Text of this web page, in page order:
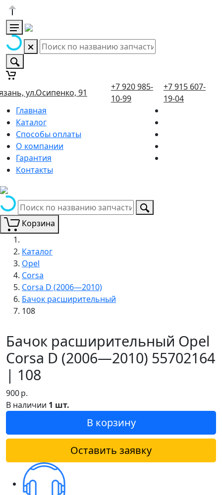
ул.Осипенко, 91
+7 920 985-
10-99
+7 915 607-
19-04
Главная
Каталог
Способы оплаты
О компании
Гарантия
Контакты
Корзина
Каталог
Opel
Corsa
Corsa D (2006—2010)
Бачок расширительный
108
Бачок расширительный Opel
Corsa D (2006—2010) 55702164
| 108
900р.
В наличии 1 шт.
В корзину
Оставить заявку